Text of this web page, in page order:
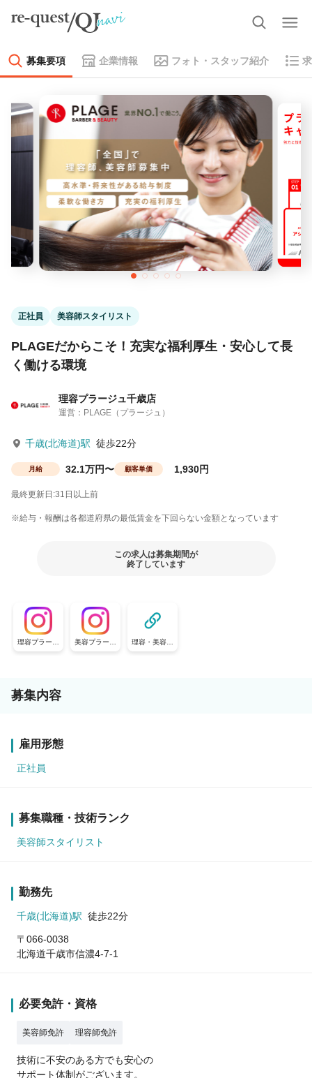
募集要項 企業情報 フォト・スタッフ紹介
正社員 美容師スタイリスト
PLAGEだからこそ！充実な福利厚生・安心して長
く働ける環境
理容プラージュ千歳店
運営：PLAGE（プラージュ）
千歳(北海道)駅 徒歩22分
月給 32.1万円〜 顧客単価 1,930円
最終更新日:31日以上前
※給与・報酬は各都道府県の最低賃金を下回らない金額となっています
この求人は募集期間が
終了しています
理容プラージ
ュ【公式採用
美容プラージ
ュ【公式採用
理容・美容プ
ラージュ【公
募集内容
雇用形態
正社員
募集職種・技術ランク
美容師スタイリスト
勤務先
千歳(北海道)駅 徒歩22分
〒066-0038
北海道千歳市信濃4-7-1
必要免許・資格
美容師免許 理容師免許
技術に不安のある方でも安心の
サポート体制がございます。